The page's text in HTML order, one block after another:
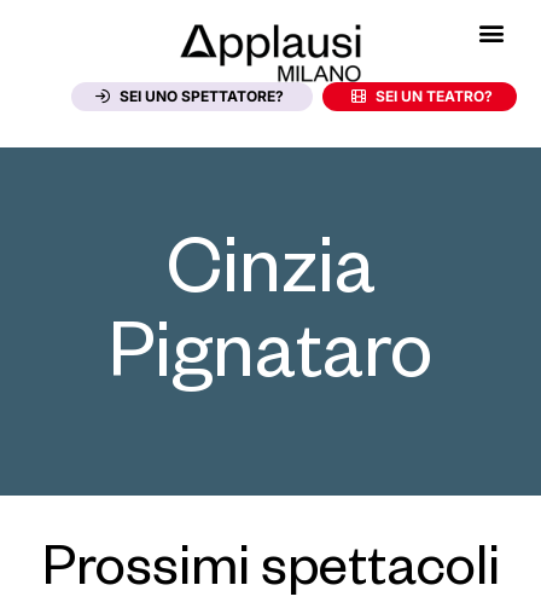
SEI UNO SPETTATORE? SEI UN TEATRO?
Cinzia
Pignataro
Prossimi spettacoli